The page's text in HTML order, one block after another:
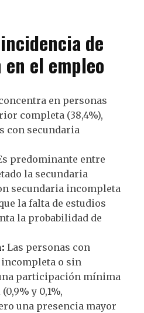
de
el empleo
en personas
completa (38,4%),
con secundaria
predominante entre
la secundaria
secundaria incompleta
la falta de estudios
la probabilidad de
Las personas con
o sin
participación mínima
y 0,1%,
una presencia mayor